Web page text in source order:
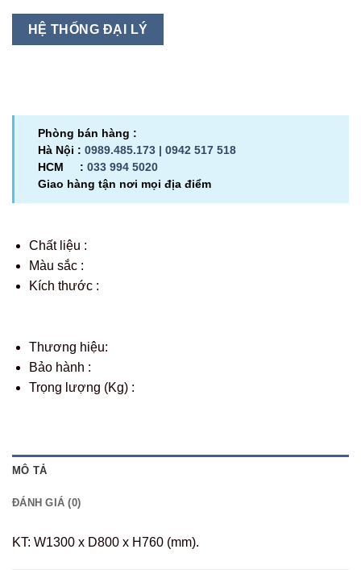
HỆ THỐNG ĐẠI LÝ
Phòng bán hàng :
Hà Nội : 0989.485.173 | 0942 517 518
HCM : 033 994 5020
Giao hàng tận nơi mọi địa điểm
Chất liệu :
Màu sắc :
Kích thước :
Thương hiệu:
Bảo hành :
Trọng lượng (Kg) :
MÔ TẢ
ĐÁNH GIÁ (0)
KT: W1300 x D800 x H760 (mm).